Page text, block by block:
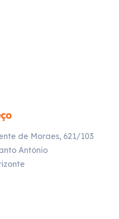
de Moraes, 621/103
Antônio